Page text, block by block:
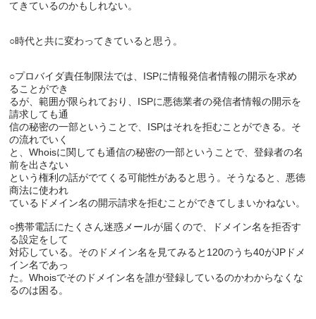
○プロバイダ責任制限法では、ISPに情報発信者情報の開示を求め
ることができ
るが、範囲が限られており、ISPに悪徳業者の発信者情報の開示を
請求しても通
信の秘密の一部ということで、ISPはそれを拒むことができる。そ
の流れでいく
と、Whoisに関しても通信の秘密の一部ということで、登録者の名
前を出さない
という権利の話がでてくる可能性があると思う。そうなると、悪徳
商法に使われ
ているドメイン名の開示請求を拒むことができてしまいかねない。
○携帯電話にたくさん迷惑メールが届くので、ドメイン名を拒否す
る設定をして
対応している。そのドメイン名を見てみると120のうち40がJPドメ
イン名であっ
た。Whoisでそのドメイン名を誰が登録しているのかわからなくな